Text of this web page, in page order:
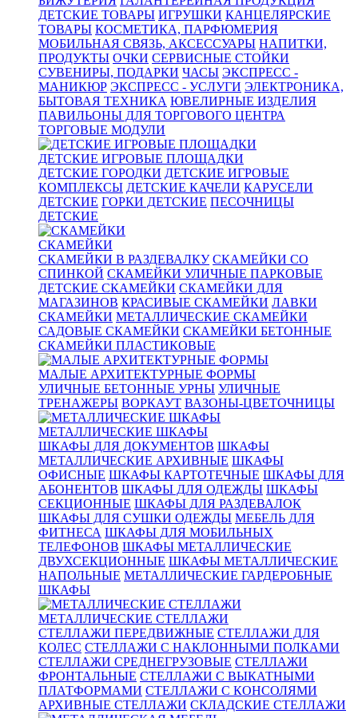
ДЕТСКИЕ ТОВАРЫ ИГРУШКИ КАНЦЕЛЯРСКИЕ
ТОВАРЫ КОСМЕТИКА, ПАРФЮМЕРИЯ
МОБИЛЬНАЯ СВЯЗЬ, АКСЕССУАРЫ НАПИТКИ,
ПРОДУКТЫ ОЧКИ СЕРВИСНЫЕ СТОЙКИ
СУВЕНИРЫ, ПОДАРКИ ЧАСЫ ЭКСПРЕСС -
МАНИКЮР ЭКСПРЕСС - УСЛУГИ ЭЛЕКТРОНИКА,
БЫТОВАЯ ТЕХНИКА ЮВЕЛИРНЫЕ ИЗДЕЛИЯ
ПАВИЛЬОНЫ ДЛЯ ТОРГОВОГО ЦЕНТРА
ТОРГОВЫЕ МОДУЛИ
ДЕТСКИЕ ИГРОВЫЕ ПЛОЩАДКИ
ДЕТСКИЕ ГОРОДКИ ДЕТСКИЕ ИГРОВЫЕ
КОМПЛЕКСЫ ДЕТСКИЕ КАЧЕЛИ КАРУСЕЛИ
ДЕТСКИЕ ГОРКИ ДЕТСКИЕ ПЕСОЧНИЦЫ
ДЕТСКИЕ
СКАМЕЙКИ
СКАМЕЙКИ В РАЗДЕВАЛКУ СКАМЕЙКИ СО
СПИНКОЙ СКАМЕЙКИ УЛИЧНЫЕ ПАРКОВЫЕ
ДЕТСКИЕ СКАМЕЙКИ СКАМЕЙКИ ДЛЯ
МАГАЗИНОВ КРАСИВЫЕ СКАМЕЙКИ ЛАВКИ
СКАМЕЙКИ МЕТАЛЛИЧЕСКИЕ СКАМЕЙКИ
САДОВЫЕ СКАМЕЙКИ СКАМЕЙКИ БЕТОННЫЕ
СКАМЕЙКИ ПЛАСТИКОВЫЕ
МАЛЫЕ АРХИТЕКТУРНЫЕ ФОРМЫ
УЛИЧНЫЕ БЕТОННЫЕ УРНЫ УЛИЧНЫЕ
ТРЕНАЖЕРЫ ВОРКАУТ ВАЗОНЫ-ЦВЕТОЧНИЦЫ
МЕТАЛЛИЧЕСКИЕ ШКАФЫ
ШКАФЫ ДЛЯ ДОКУМЕНТОВ ШКАФЫ
МЕТАЛЛИЧЕСКИЕ АРХИВНЫЕ ШКАФЫ
ОФИСНЫЕ ШКАФЫ КАРТОТЕЧНЫЕ ШКАФЫ ДЛЯ
АБОНЕНТОВ ШКАФЫ ДЛЯ ОДЕЖДЫ ШКАФЫ
СЕКЦИОННЫЕ ШКАФЫ ДЛЯ РАЗДЕВАЛОК
ШКАФЫ ДЛЯ СУШКИ ОДЕЖДЫ МЕБЕЛЬ ДЛЯ
ФИТНЕСА ШКАФЫ ДЛЯ МОБИЛЬНЫХ
ТЕЛЕФОНОВ ШКАФЫ МЕТАЛЛИЧЕСКИЕ
ДВУХСЕКЦИОННЫЕ ШКАФЫ МЕТАЛЛИЧЕСКИЕ
НАПОЛЬНЫЕ МЕТАЛЛИЧЕСКИЕ ГАРДЕРОБНЫЕ
ШКАФЫ
МЕТАЛЛИЧЕСКИЕ СТЕЛЛАЖИ
СТЕЛЛАЖИ ПЕРЕДВИЖНЫЕ СТЕЛЛАЖИ ДЛЯ
КОЛЕС СТЕЛЛАЖИ С НАКЛОННЫМИ ПОЛКАМИ
СТЕЛЛАЖИ СРЕДНЕГРУЗОВЫЕ СТЕЛЛАЖИ
ФРОНТАЛЬНЫЕ СТЕЛЛАЖИ С ВЫКАТНЫМИ
ПЛАТФОРМАМИ СТЕЛЛАЖИ С КОНСОЛЯМИ
АРХИВНЫЕ СТЕЛЛАЖИ СКЛАДСКИЕ СТЕЛЛАЖИ